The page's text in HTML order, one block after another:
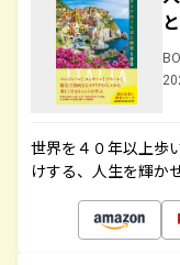
世界を４０年以上歩
けする、人生を輝か